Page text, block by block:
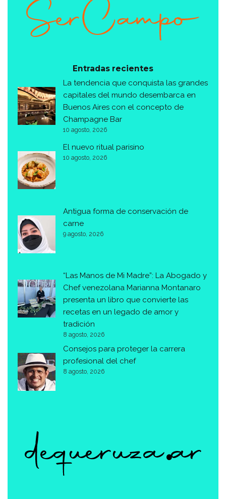
Entradas recientes
La tendencia que conquista las grandes
capitales del mundo desembarca en
Buenos Aires con el concepto de
Champagne Bar
10 agosto, 2026
El nuevo ritual parisino
10 agosto, 2026
Antigua forma de conservación de
carne
9 agosto, 2026
“Las Manos de Mi Madre”: La Abogado y
Chef venezolana Marianna Montanaro
presenta un libro que convierte las
recetas en un legado de amor y
tradición
8 agosto, 2026
Consejos para proteger la carrera
profesional del chef
8 agosto, 2026